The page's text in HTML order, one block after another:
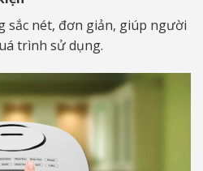
sắc nét, đơn giản, giúp người
trình sử dụng.